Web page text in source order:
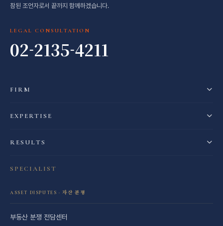
참된 조언자로서 끝까지 함께하겠습니다.
LEGAL CONSULTATION
02-2135-4211
FIRM
EXPERTISE
RESULTS
SPECIALIST
ASSET DISPUTES · 자산 분쟁
부동산 분쟁 전담센터